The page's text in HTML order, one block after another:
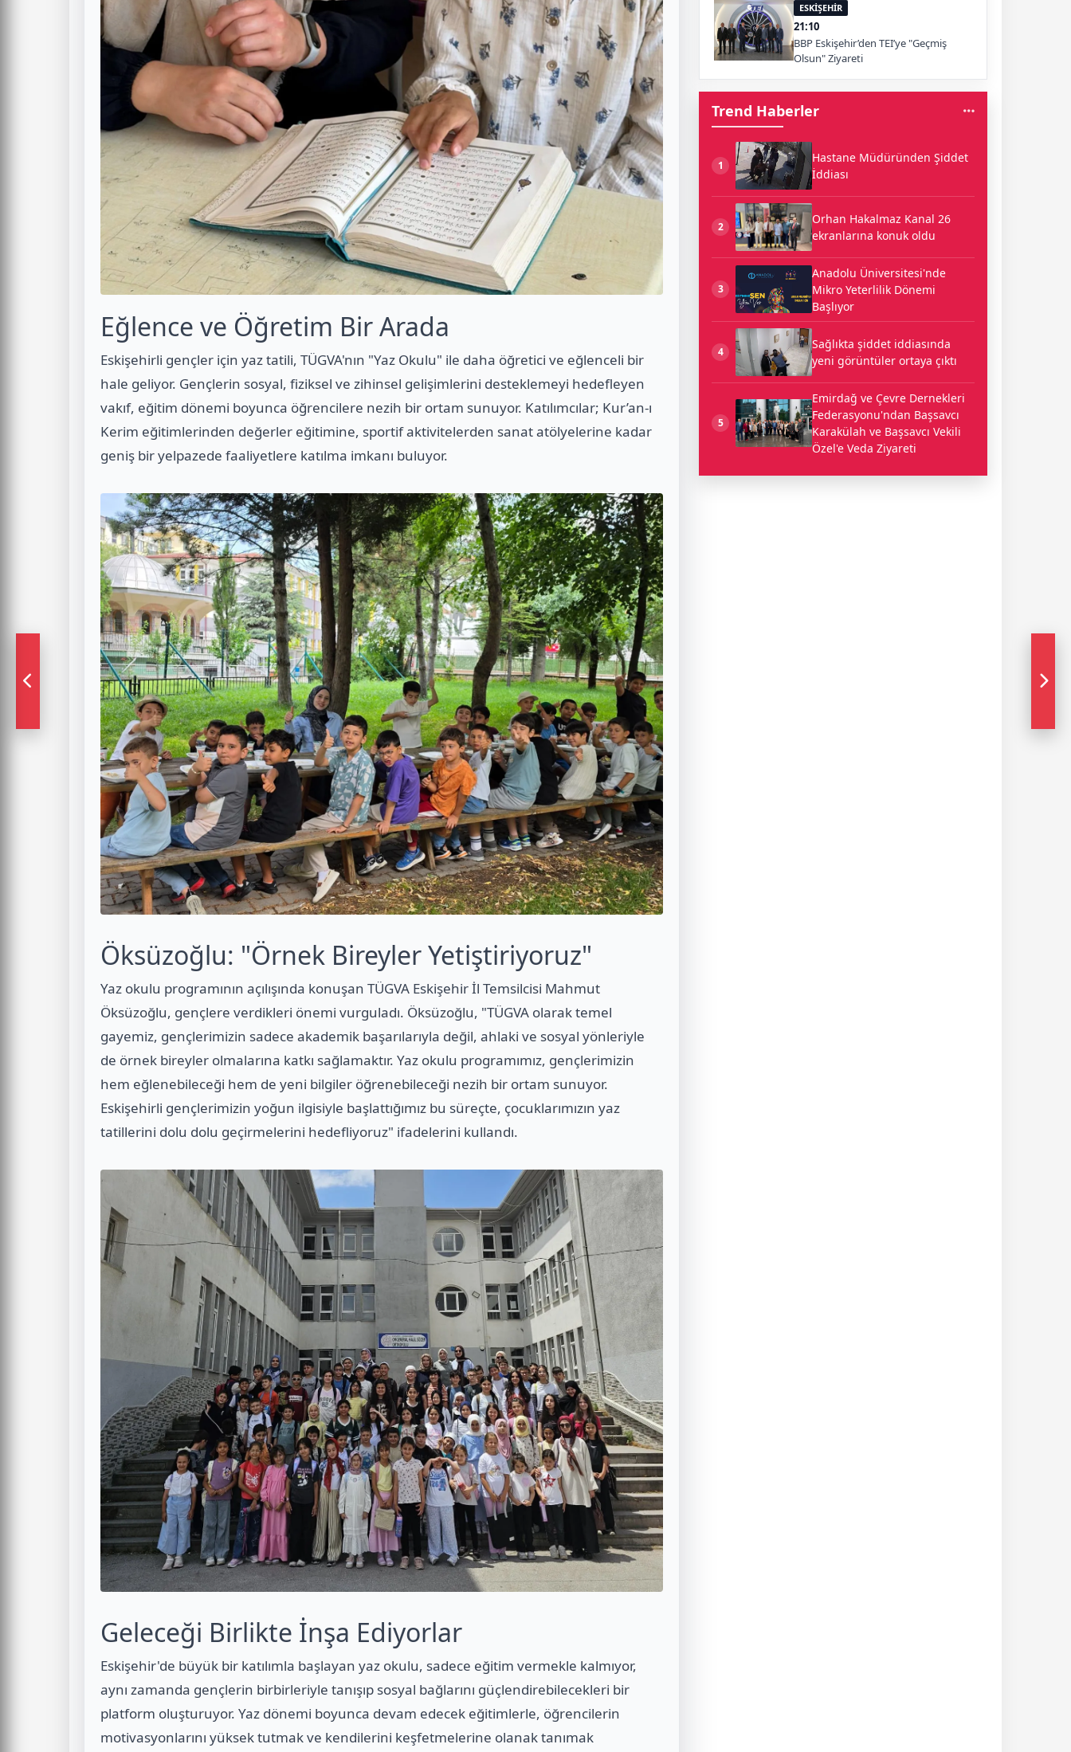
Eğlence ve Öğretim Bir Arada
Eskişehirli gençler için yaz tatili, TÜGVA'nın "Yaz Okulu" ile daha öğretici ve eğlenceli bir
hale geliyor. Gençlerin sosyal, fiziksel ve zihinsel gelişimlerini desteklemeyi hedefleyen
vakıf, eğitim dönemi boyunca öğrencilere nezih bir ortam sunuyor. Katılımcılar; Kur’an-ı
Kerim eğitimlerinden değerler eğitimine, sportif aktivitelerden sanat atölyelerine kadar
geniş bir yelpazede faaliyetlere katılma imkanı buluyor.
Öksüzoğlu: "Örnek Bireyler Yetiştiriyoruz"
Yaz okulu programının açılışında konuşan TÜGVA Eskişehir İl Temsilcisi Mahmut
Öksüzoğlu, gençlere verdikleri önemi vurguladı. Öksüzoğlu, "TÜGVA olarak temel
gayemiz, gençlerimizin sadece akademik başarılarıyla değil, ahlaki ve sosyal yönleriyle
de örnek bireyler olmalarına katkı sağlamaktır. Yaz okulu programımız, gençlerimizin
hem eğlenebileceği hem de yeni bilgiler öğrenebileceği nezih bir ortam sunuyor.
Eskişehirli gençlerimizin yoğun ilgisiyle başlattığımız bu süreçte, çocuklarımızın yaz
tatillerini dolu dolu geçirmelerini hedefliyoruz" ifadelerini kullandı.
Geleceği Birlikte İnşa Ediyorlar
Eskişehir'de büyük bir katılımla başlayan yaz okulu, sadece eğitim vermekle kalmıyor,
aynı zamanda gençlerin birbirleriyle tanışıp sosyal bağlarını güçlendirebilecekleri bir
platform oluşturuyor. Yaz dönemi boyunca devam edecek eğitimlerle, öğrencilerin
motivasyonlarını yüksek tutmak ve kendilerini keşfetmelerine olanak tanımak
ESKİŞEHİR
21:10
BBP Eskişehir’den TEI’ye "Geçmiş
Olsun" Ziyareti
Trend Haberler
1
Hastane Müdüründen Şiddet
İddiası
2
Orhan Hakalmaz Kanal 26
ekranlarına konuk oldu
3
Anadolu Üniversitesi'nde
Mikro Yeterlilik Dönemi
Başlıyor
4
Sağlıkta şiddet iddiasında
yeni görüntüler ortaya çıktı
5
Emirdağ ve Çevre Dernekleri
Federasyonu'ndan Başsavcı
Karakülah ve Başsavcı Vekili
Özel'e Veda Ziyareti